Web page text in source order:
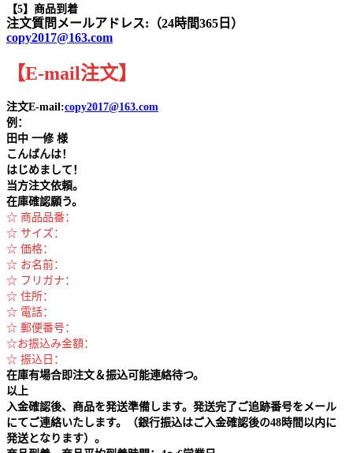
【5】商品到着
注文質問メールアドレス:（24時間365日）
copy2017@163.com
【E-mail注文】
注文E-mail:copy2017@163.com
例：
田中 一修 様
こんばんは！
はじめまして！
当方注文依頼。
在庫確認願う。
☆ 商品品番：
☆ サイズ：
☆ 価格：
☆ お名前：
☆ フリガナ：
☆ 住所：
☆ 電話：
☆ 郵便番号：
☆お振込み金額：
☆ 振込日：
在庫有場合即注文＆振込可能連絡待つ。
以上
入金確認後、商品を発送準備します。発送完了ご追跡番号をメール
にてご連絡いたします。（銀行振込はご入金確認後の48時間以内に
発送となります）。